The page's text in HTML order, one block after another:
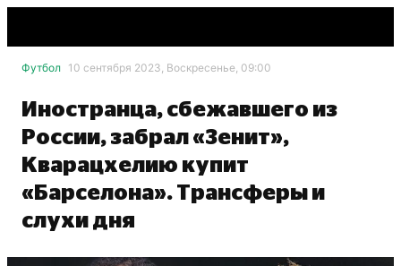
Футбол 10 сентября 2023, Воскресенье, 09:00
Иностранца, сбежавшего из
России, забрал «Зенит»,
Кварацхелию купит
«Барселона». Трансферы и
слухи дня